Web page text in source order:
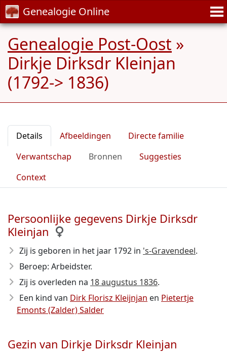
Genealogie Online
Genealogie Post-Oost »
Dirkje Dirksdr Kleinjan
(1792-> 1836)
Details Afbeeldingen
Directe familie
Verwantschap
Bronnen
Suggesties
Context
Persoonlijke gegevens Dirkje Dirksdr
Kleinjan
Zij is geboren in het jaar 1792 in 's-Gravendeel.
Beroep: Arbeidster.
Zij is overleden na 18 augustus 1836.
Een kind van Dirk Florisz Kleijnjan en Pietertje
Emonts (Zalder) Salder
Gezin van Dirkje Dirksdr Kleinjan